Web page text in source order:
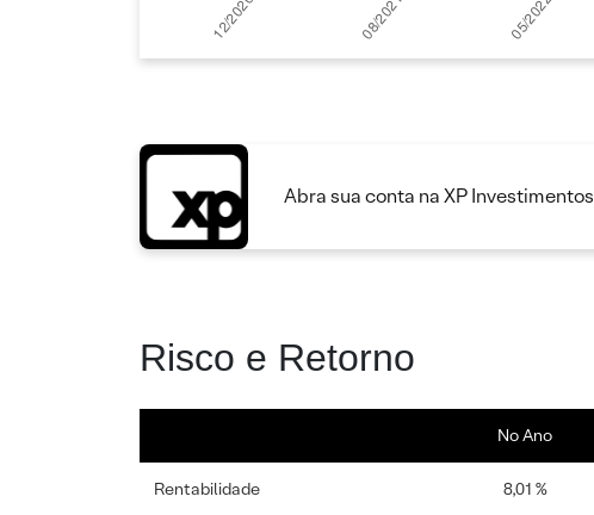
Abra sua conta na XP Investimentos
Risco e Retorno
No Ano
Rentabilidade 8,01 %